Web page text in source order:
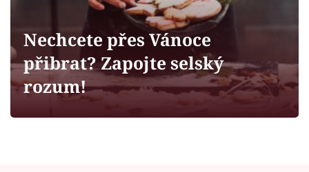
Sledujte prima+
Filmový festival Karlovy Vary
Nechcete přes Vánoce
přibrat? Zapojte selský
rozum!